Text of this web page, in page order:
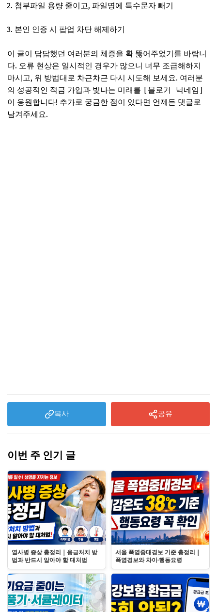
첨부파일 용량 줄이고, 파일명에 특수문자 빼기
본인 인증 시 팝업 차단 해제하기
이 글이 답답했던 여러분의 체증을 확 뚫어주었기를 바랍니
다. 오류 현상은 일시적인 경우가 많으니 너무 조급해하지
마시고, 위 방법대로 차근차근 다시 시도해 보세요. 여러분
의 성공적인 적금 가입과 빛나는 미래를 [블로거 닉네임]
이 응원합니다! 추가로 궁금한 점이 있다면 언제든 댓글로
남겨주세요.
복사 공유
이번 주 인기 글
열사병 증상 총정리｜응급처치 방
법과 반드시 알아야 할 대처법
서울 폭염중대경보 기준 총정리｜
폭염경보와 차이·행동요령